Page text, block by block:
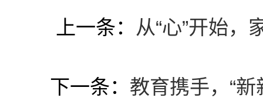
上一条： 从“心”开始
下一条： 教育携手，“